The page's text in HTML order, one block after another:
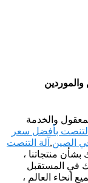
والخدمة
التنصت بأفضل سعر
الصين, آلة التنصت
منتجاتنا ،
في المستقبل
أنحاء العالم ،